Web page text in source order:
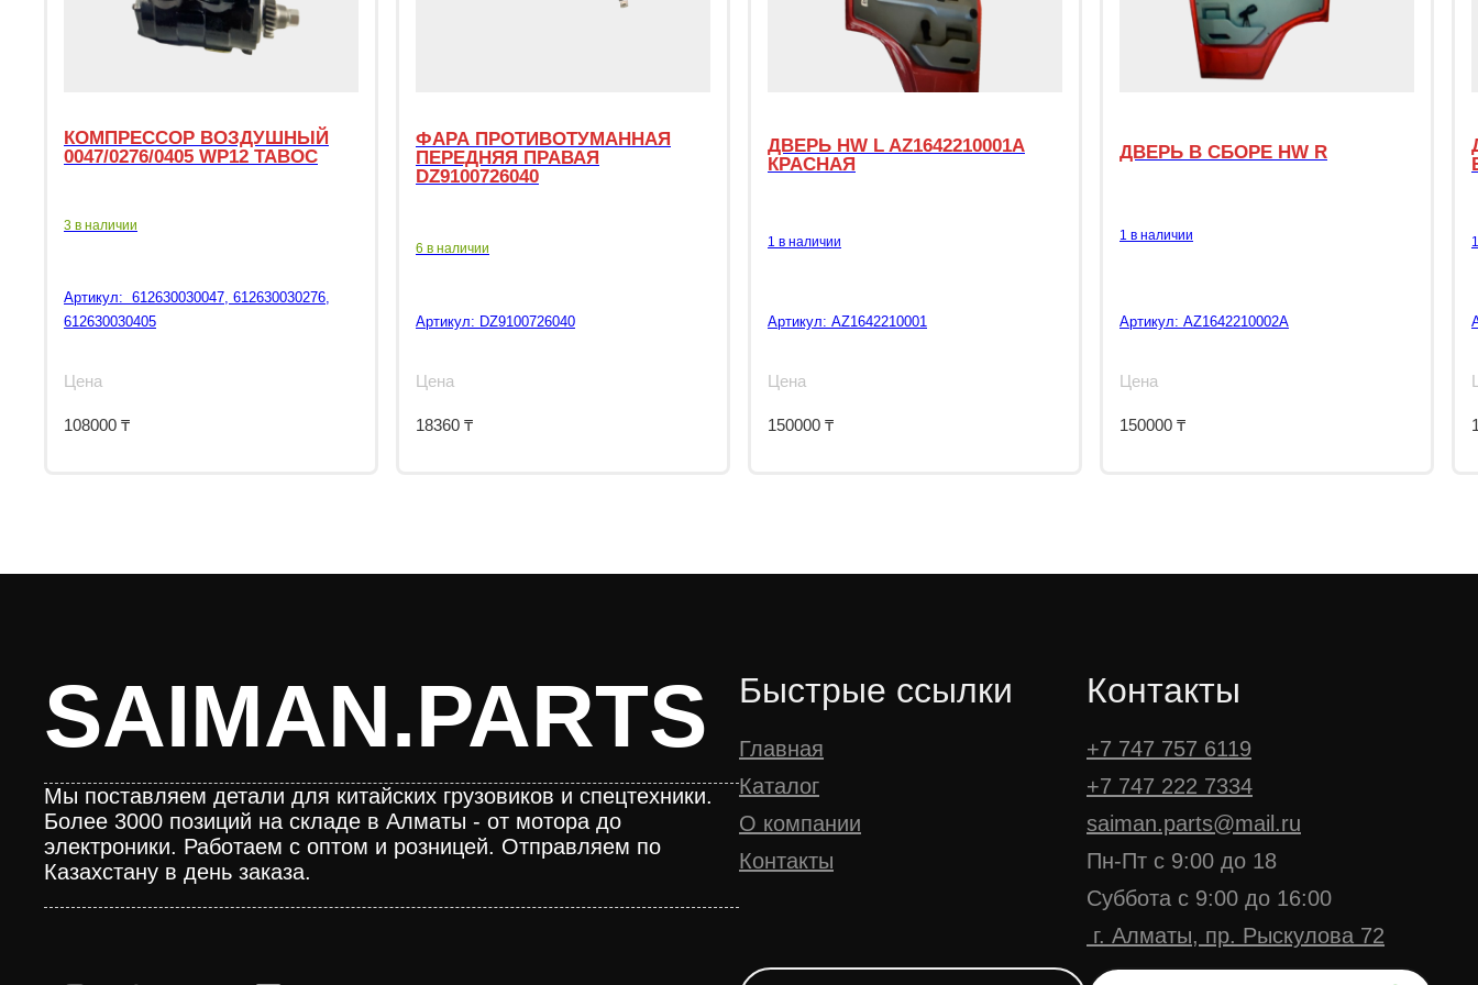
КОМПРЕССОР ВОЗДУШНЫЙ
0047/0276/0405 WP12 TABOC
3 в наличии
Артикул: 612630030047, 612630030276,
612630030405
Цена
108000 ₸
ФАРА ПРОТИВОТУМАННАЯ
ПЕРЕДНЯЯ ПРАВАЯ
DZ9100726040
6 в наличии
Артикул: DZ9100726040
Цена
18360 ₸
ДВЕРЬ HW L AZ1642210001A
КРАСНАЯ
1 в наличии
Артикул: AZ1642210001
Цена
150000 ₸
ДВЕРЬ В СБОРЕ HW R
1 в наличии
Артикул: AZ1642210002A
Цена
150000 ₸
SAIMAN.PARTS
Мы поставляем детали для китайских грузовиков и спецтехники.
Более 3000 позиций на складе в Алматы - от мотора до
электроники. Работаем с оптом и розницей. Отправляем по
Казахстану в день заказа.
Быстрые ссылки
Главная
Каталог
О компании
Контакты
Контакты
+7 747 757 6119
+7 747 222 7334
saiman.parts@mail.ru
Пн-Пт с 9:00 до 18
Суббота с 9:00 до 16:00
г. Алматы, пр. Рыскулова 72